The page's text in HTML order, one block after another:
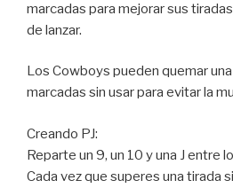
marcadas para mejorar sus
de lanzar.
Los Cowboys pueden quemar
marcadas sin usar para evitar la
Creando PJ:
Reparte un 9, un 10 y una J entre
Cada vez que superes una tirada